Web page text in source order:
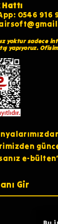
Hattı
0546 916
yoktur sadece
yapıyoruz.
e-